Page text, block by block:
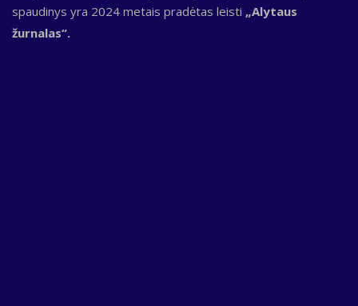
spaudinys yra 2024 metais pradėtas leisti „Alytaus
žurnalas“.